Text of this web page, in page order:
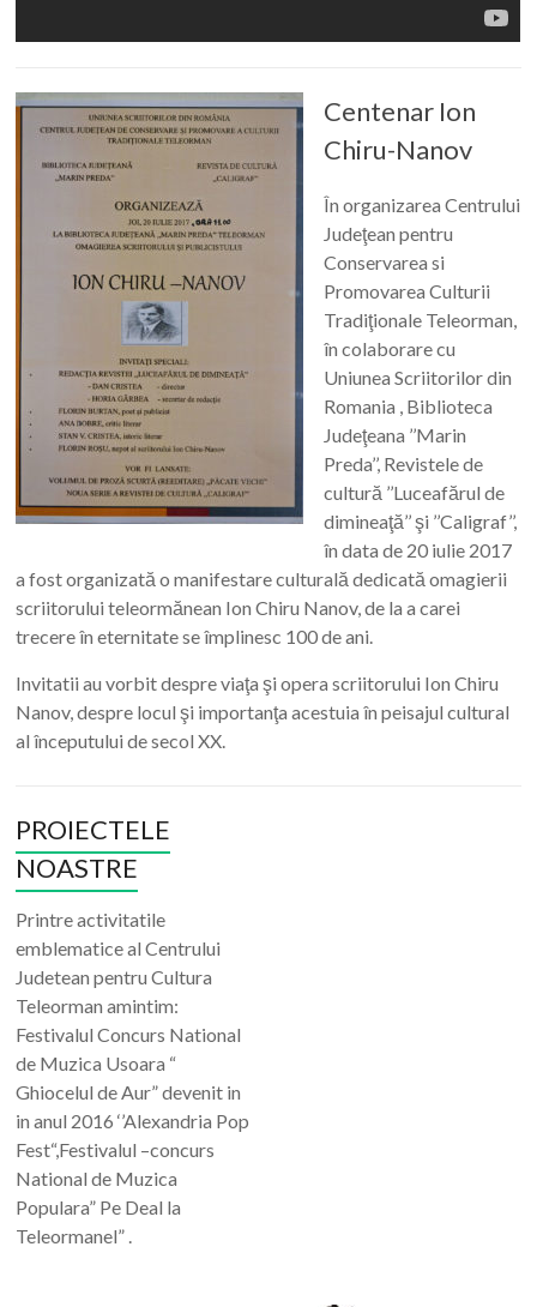
Centenar Ion
Chiru-Nanov
În organizarea Centrului
Judeţean pentru
Conservarea si
Promovarea Culturii
Tradiţionale Teleorman,
în colaborare cu
Uniunea Scriitorilor din
Romania , Biblioteca
Judeţeana ’’Marin
Preda’’, Revistele de
cultură ’’Luceafărul de
dimineaţă’’ şi ’’Caligraf’’,
în data de 20 iulie 2017
a fost organizată o manifestare culturală dedicată omagierii
scriitorului teleormănean Ion Chiru Nanov, de la a carei
trecere în eternitate se împlinesc 100 de ani.
Invitatii au vorbit despre viaţa şi opera scriitorului Ion Chiru
Nanov, despre locul şi importanţa acestuia în peisajul cultural
al începutului de secol XX.
PROIECTELE
NOASTRE
Printre activitatile
emblematice al Centrului
Judetean pentru Cultura
Teleorman amintim:
Festivalul Concurs National
de Muzica Usoara “
Ghiocelul de Aur” devenit in
in anul 2016 ‘’Alexandria Pop
Fest“,Festivalul –concurs
National de Muzica
Populara” Pe Deal la
Teleormanel” .